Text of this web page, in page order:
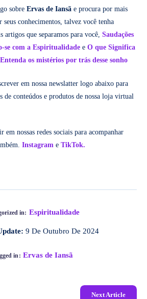
sobre Ervas de Iansã e procura por mais
seus conhecimentos, talvez você tenha
artigos que separamos para você, Saudações
se com a Espiritualidade e O que Significa
os mistérios por trás desse sonho
em nossa newslatter logo abaixo para
de conteúdos e produtos de nossa loja virtual
em nossas redes sociais para acompanhar
Instagram e TikTok.
in: Espiritualidade
9 De Outubro De 2024
in: Ervas de Iansã
Next Article